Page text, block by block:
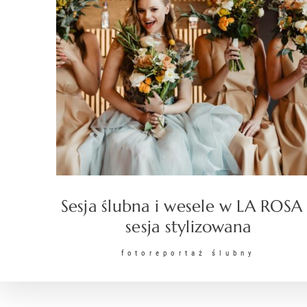
Sesja ślubna i wesele w LA
sesja stylizowana
fotoreportaż ślubny